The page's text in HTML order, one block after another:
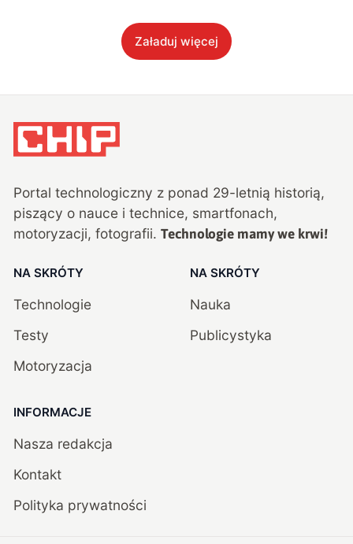
Załaduj więcej
Portal technologiczny z ponad 29-letnią historią,
piszący o nauce i technice, smartfonach,
motoryzacji, fotografii. Technologie mamy we krwi!
NA SKRÓTY
Technologie
Testy
Motoryzacja
NA SKRÓTY
Nauka
Publicystyka
INFORMACJE
Nasza redakcja
Kontakt
Polityka prywatności